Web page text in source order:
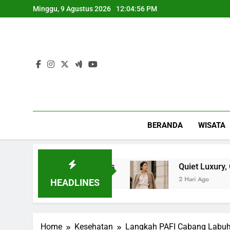
to
Minggu, 9 Agustus 2026 12:04:57 PM
BERANDA WISATA
HEADLINES
Quiet Luxury, Gaya Hidup
2 Hari Ago
Home Kesehatan Langkah PAFI Cabang